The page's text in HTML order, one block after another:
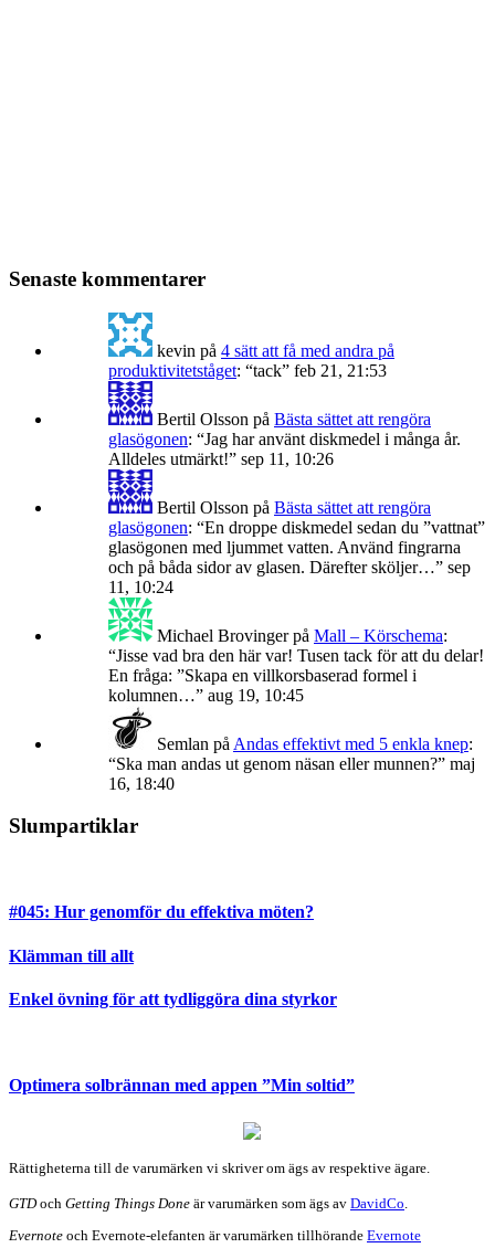
Senaste kommentarer
kevin på 4 sätt att få med andra på
produktivitetståget: “tack” feb 21, 21:53
Bertil Olsson på Bästa sättet att rengöra
glasögonen: “Jag har använt diskmedel i många år.
Alldeles utmärkt!” sep 11, 10:26
Bertil Olsson på Bästa sättet att rengöra
glasögonen: “En droppe diskmedel sedan du ”vattnat”
glasögonen med ljummet vatten. Använd fingrarna
och på båda sidor av glasen. Därefter sköljer…” sep
11, 10:24
Michael Brovingerpå Mall – Körschema:
“Jisse vad bra den här var! Tusen tack för att du delar!
En fråga: ”Skapa en villkorsbaserad formel i
kolumnen…” aug 19, 10:45
Semlan på Andas effektivt med 5 enkla knep:
“Ska man andas ut genom näsan eller munnen?” maj
16, 18:40
Slumpartiklar
#045: Hur genomför du effektiva möten?
Klämman till allt
Enkel övning för att tydliggöra dina styrkor
Optimera solbrännan med appen ”Min soltid”
Rättigheterna till de varumärken vi skriver om ägs av respektive ägare.
GTDoch Getting Things Done är varumärken som ägs av DavidCo
Evernote och Evernote-elefanten är varumärken tillhörande Evernote